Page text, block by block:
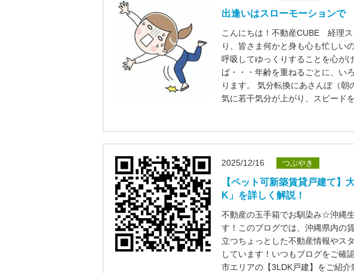
出逢いはスローモーションで
こんにちは！不動産CUBE 経理
り、皆さま何かと身も心も忙しい
呼吸してゆっくりすることを心が
ば・・・年齢を重ねるごとに、い
ります。 気分転換にあさんぽ（
気に若干気分が上がり、スピード
2025/12/16 つぶやき
【ペット可新築賃貸戸建て】
K」を詳しく解説！
不動産の玉手箱でお馴染み☆沖縄
す！このブログでは、沖縄県内の
立つちょっとした不動産情報やス
しています！いつもブログをご確
市エリアの【3LDK戸建】をご紹